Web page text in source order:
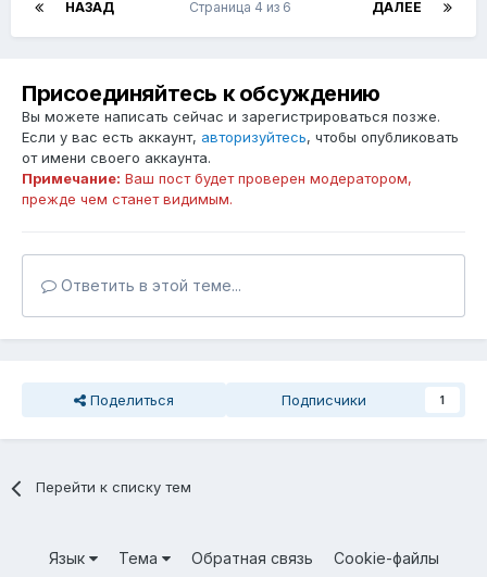
НАЗАД ДАЛЕЕ
Страница 4 из 6
Присоединяйтесь к обсуждению
Вы можете написать сейчас и зарегистрироваться позже.
Если у вас есть аккаунт, авторизуйтесь, чтобы опубликовать
от имени своего аккаунта.
Примечание: Ваш пост будет проверен модератором,
прежде чем станет видимым.
Ответить в этой теме...
Поделиться Подписчики 1
Перейти к списку тем
Язык Тема Обратная связь Cookie-файлы